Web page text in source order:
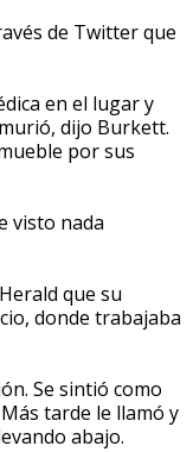
de Twitter que
en el lugar y
dijo Burkett.
por sus
visto nada
que su
donde trabajaba
Se sintió como
tarde le llamó y
abajo.